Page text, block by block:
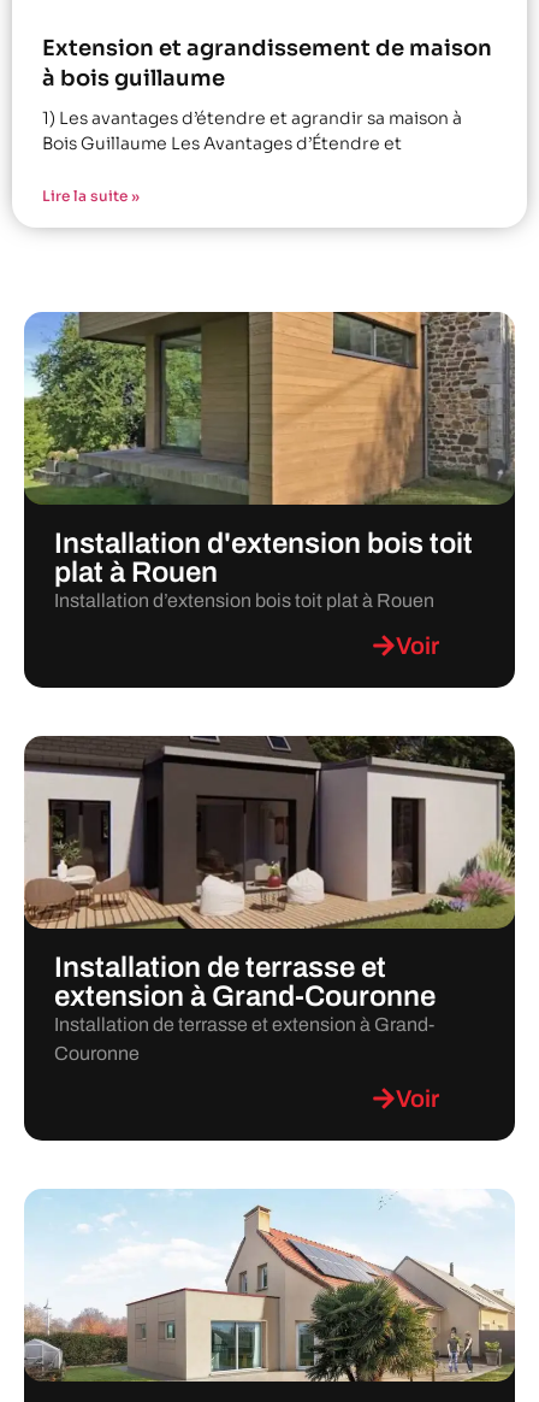
Extension et agrandissement de maison
à bois guillaume
1) Les avantages d’étendre et agrandir sa maison à
Bois Guillaume Les Avantages d’Étendre et
Lire la suite »
Installation d'extension bois toit
plat à Rouen
Installation d’extension bois toit plat à Rouen
Voir
Installation de terrasse et
extension à Grand-Couronne
Installation de terrasse et extension à Grand-
Couronne
Voir